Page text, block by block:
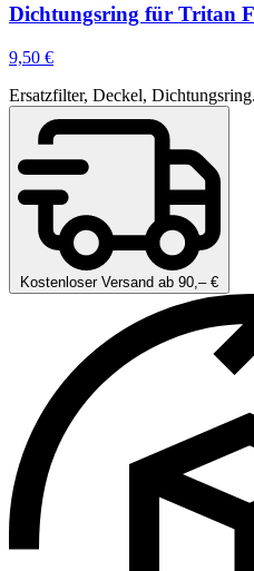
Dichtungsring für Tritan
9,50 €
Ersatzfilter, Deckel,
Kostenloser Versand ab 90,– €